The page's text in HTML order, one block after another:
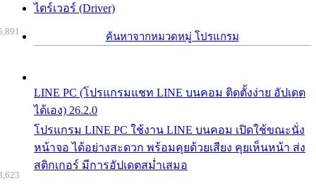
ไดร์เวอร์ (Driver)
ค้นหาจากหมวดหมู่ โปรแกรม
LINE PC (โปรแกรมแชท LINE บนคอม ติดตั้งง่าย อัปเดต
ได้เอง) 26.2.0
โปรแกรม LINE PC ใช้งาน LINE บนคอม เปิดใช้ขณะนั่ง
หน้าจอ ได้อย่างสะดวก พร้อมคุยด้วยเสียง คุยเห็นหน้า ส่ง
สติกเกอร์ มีการอัปเดตสม่ำเสมอ